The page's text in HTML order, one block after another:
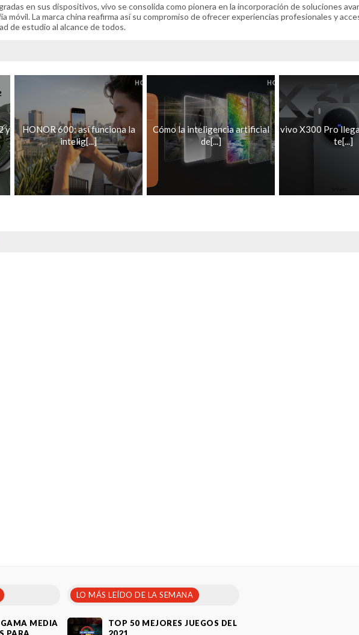
en sus dispositivos, vivo se consolida como pionera en la incorporación de soluciones
móvil. La marca china reafirma así su compromiso de ofrecer experiencias profesionales y
de estudio al alcance de todos.
y
HONOR 600: así funciona la
intelig[...]
Cómo la inteligencia artificial
de[...]
vivo X300 Pro
te[...]
GAMA MEDIA
PARA
LO MÁS LEÍDO DE LA SEMANA
TOP 50 MEJORES JUEGOS DEL
2021